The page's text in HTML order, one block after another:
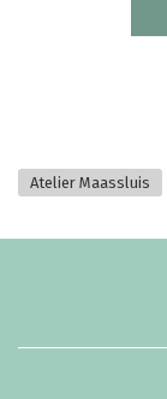
Atelier Maassluis